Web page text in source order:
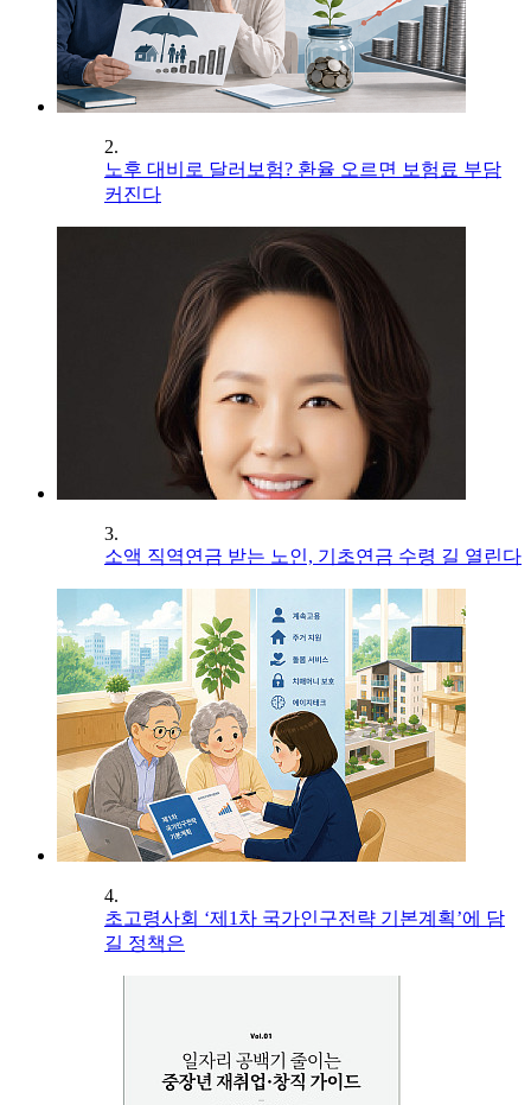
2.
노후 대비로 달러보험? 환율 오르면 보험료 부담
커진다
3.
소액 직역연금 받는 노인, 기초연금 수령 길 열린다
4.
초고령사회 ‘제1차 국가인구전략 기본계획’에 담
길 정책은